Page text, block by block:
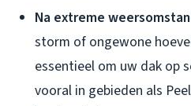
Na extreme
storm of ongewone
essentieel om uw dak op
vooral in gebieden als